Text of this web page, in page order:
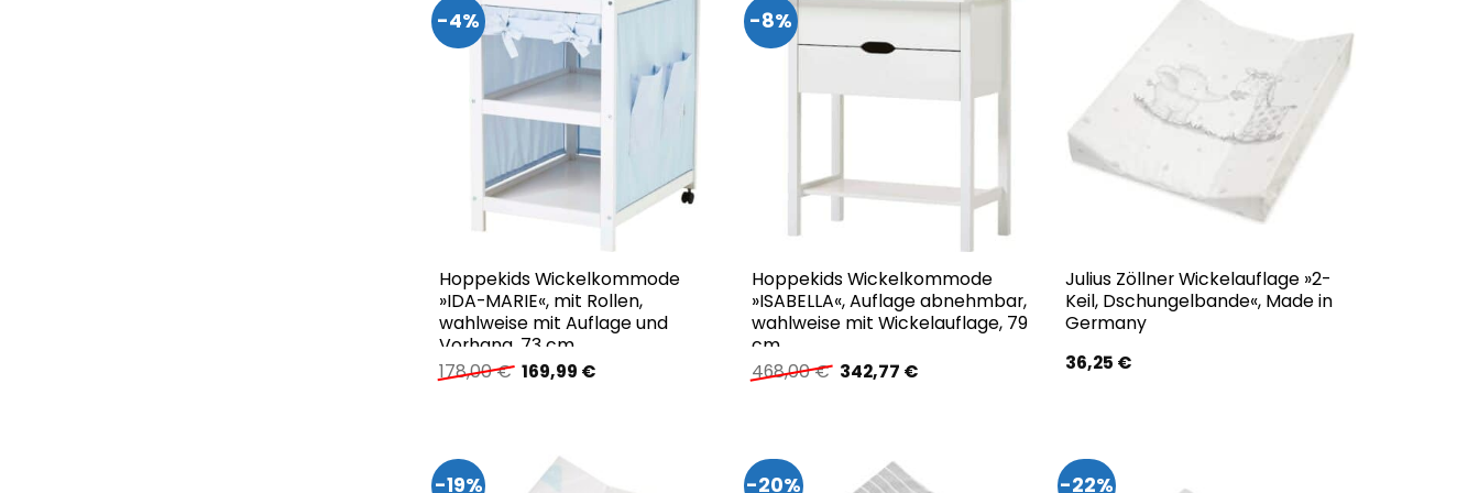
-4%
Hoppekids Wickelkommode
»IDA-MARIE«, mit Rollen,
wahlweise mit Auflage und
Vorhang, 73 cm
178,00€ Ursprünglicher
Preis
169,99 €Aktueller
-8%
Hoppekids Wickelkommode
»ISABELLA«, Auflage abnehmbar,
wahlweise mit Wickelauflage, 79
cm
468,00€ Ursprünglicher
Preis
342,77 €Aktueller
Julius Zöllner Wickelauflage »2-
Keil, Dschungelbande«, Made in
Germany
36,25 €
-19% -20% -22%